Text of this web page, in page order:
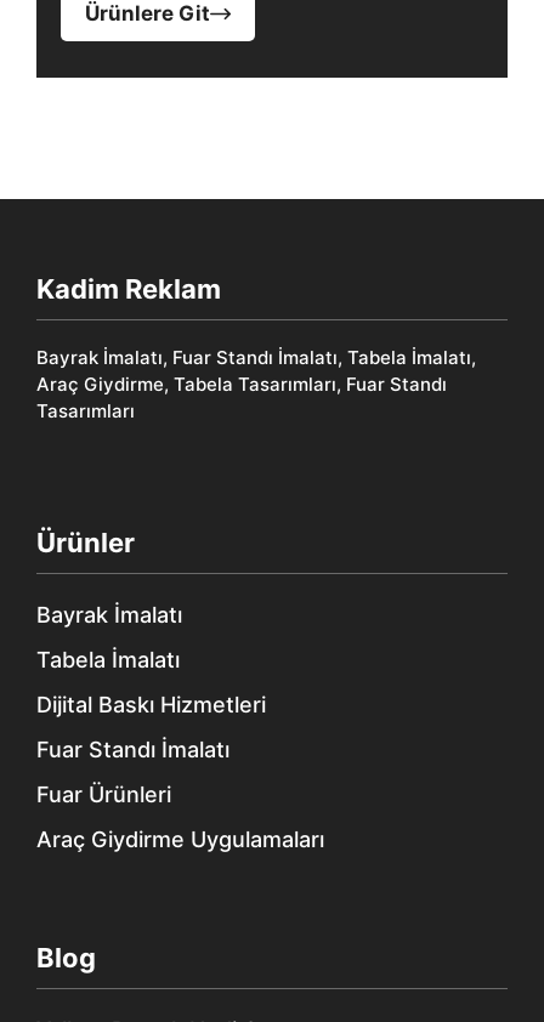
Ürünlere Git
Kadim Reklam
Bayrak İmalatı, Fuar Standı İmalatı, Tabela İmalatı,
Araç Giydirme, Tabela Tasarımları, Fuar Standı
Tasarımları
Ürünler
Bayrak İmalatı
Tabela İmalatı
Dijital Baskı Hizmetleri
Fuar Standı İmalatı
Fuar Ürünleri
Araç Giydirme Uygulamaları
Blog